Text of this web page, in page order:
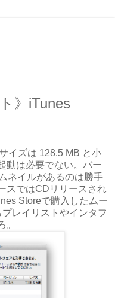
》iTunes
イズは 128.5 MB と小
動は必要でない。バー
ネイルがあるのは勝手
スではCDリリースされ
Storeで購入したムー
レイリストやインタフ
。